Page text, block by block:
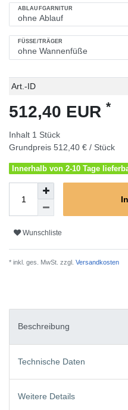
ABLAUFGARNITUR
FÜSSE/TRÄGER
Technisches
Wert
Art.-ID
512,40 EUR *
Inhalt 1 Stück
Grundpreis 512,40 € / Stück
Innerhalb von 2-10 Tage
Wunschliste
* inkl. ges. MwSt. zzgl. Versandkosten
Beschreibung
Technische Daten
Weitere Details